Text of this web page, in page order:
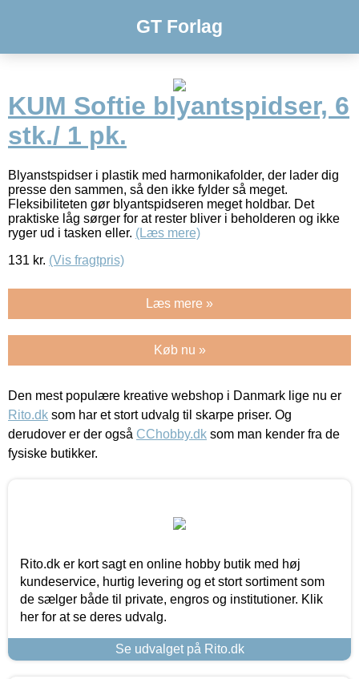
GT Forlag
KUM Softie blyantspidser, 6
stk./ 1 pk.
Blyanstspidser i plastik med harmonikafolder, der lader dig
presse den sammen, så den ikke fylder så meget.
Fleksibiliteten gør blyantspidseren meget holdbar. Det
praktiske låg sørger for at rester bliver i beholderen og ikke
ryger ud i tasken eller. (Læs mere)
131 kr. (Vis fragtpris)
Læs mere »
Køb nu »
Den mest populære kreative webshop i Danmark lige nu er
Rito.dk som har et stort udvalg til skarpe priser. Og
derudover er der også CChobby.dk som man kender fra de
fysiske butikker.
Rito.dk er kort sagt en online hobby butik med høj
kundeservice, hurtig levering og et stort sortiment som
de sælger både til private, engros og institutioner. Klik
her for at se deres udvalg.
Se udvalget på Rito.dk